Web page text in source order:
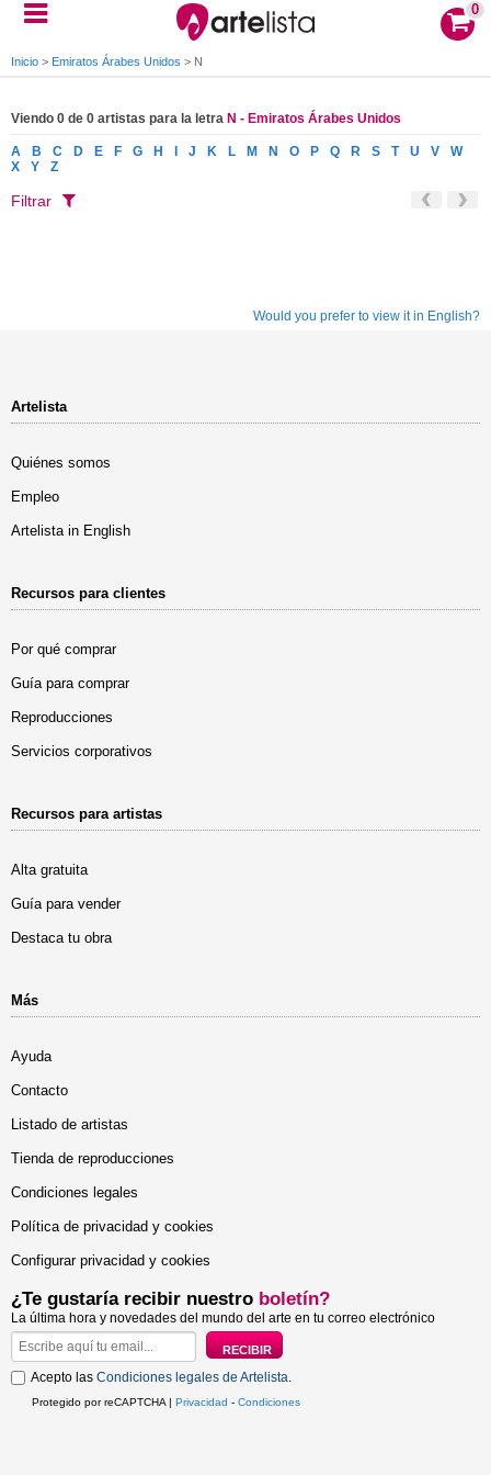
0
Inicio > Emiratos Árabes Unidos > N
Viendo 0 de 0 artistas para la letra N - Emiratos Árabes Unidos
A B C D E F G H J K L M N O P Q R S T U V
W
X
Y Z
Filtrar
Would you prefer to view it in English?
Artelista
Quiénes somos
Empleo
Artelista in English
Recursos para clientes
Por qué comprar
Guía para comprar
Reproducciones
Servicios corporativos
Recursos para artistas
Alta gratuita
Guía para vender
Destaca tu obra
Más
Ayuda
Contacto
Listado de artistas
Tienda de reproducciones
Condiciones legales
Política de privacidad y cookies
Configurar privacidad y cookies
¿Te gustaría recibir nuestro boletín?
La última hora y novedades del mundo del arte en tu correo electrónico
Acepto las Condiciones legales de Artelista.
Protegido por reCAPTCHA | Privacidad - Condiciones